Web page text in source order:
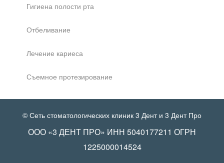
Гигиена полости рта
Отбеливание
Лечение кариеса
Съемное протезирование
© Сеть стоматологических клиник 3 Дент и 3 Дент Про
ООО «3 ДЕНТ ПРО» ИНН 5040177211 ОГРН
1225000014524